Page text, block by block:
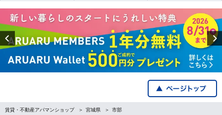
Previous
賃貸・不動産アパマンショップ 宮城県 市部